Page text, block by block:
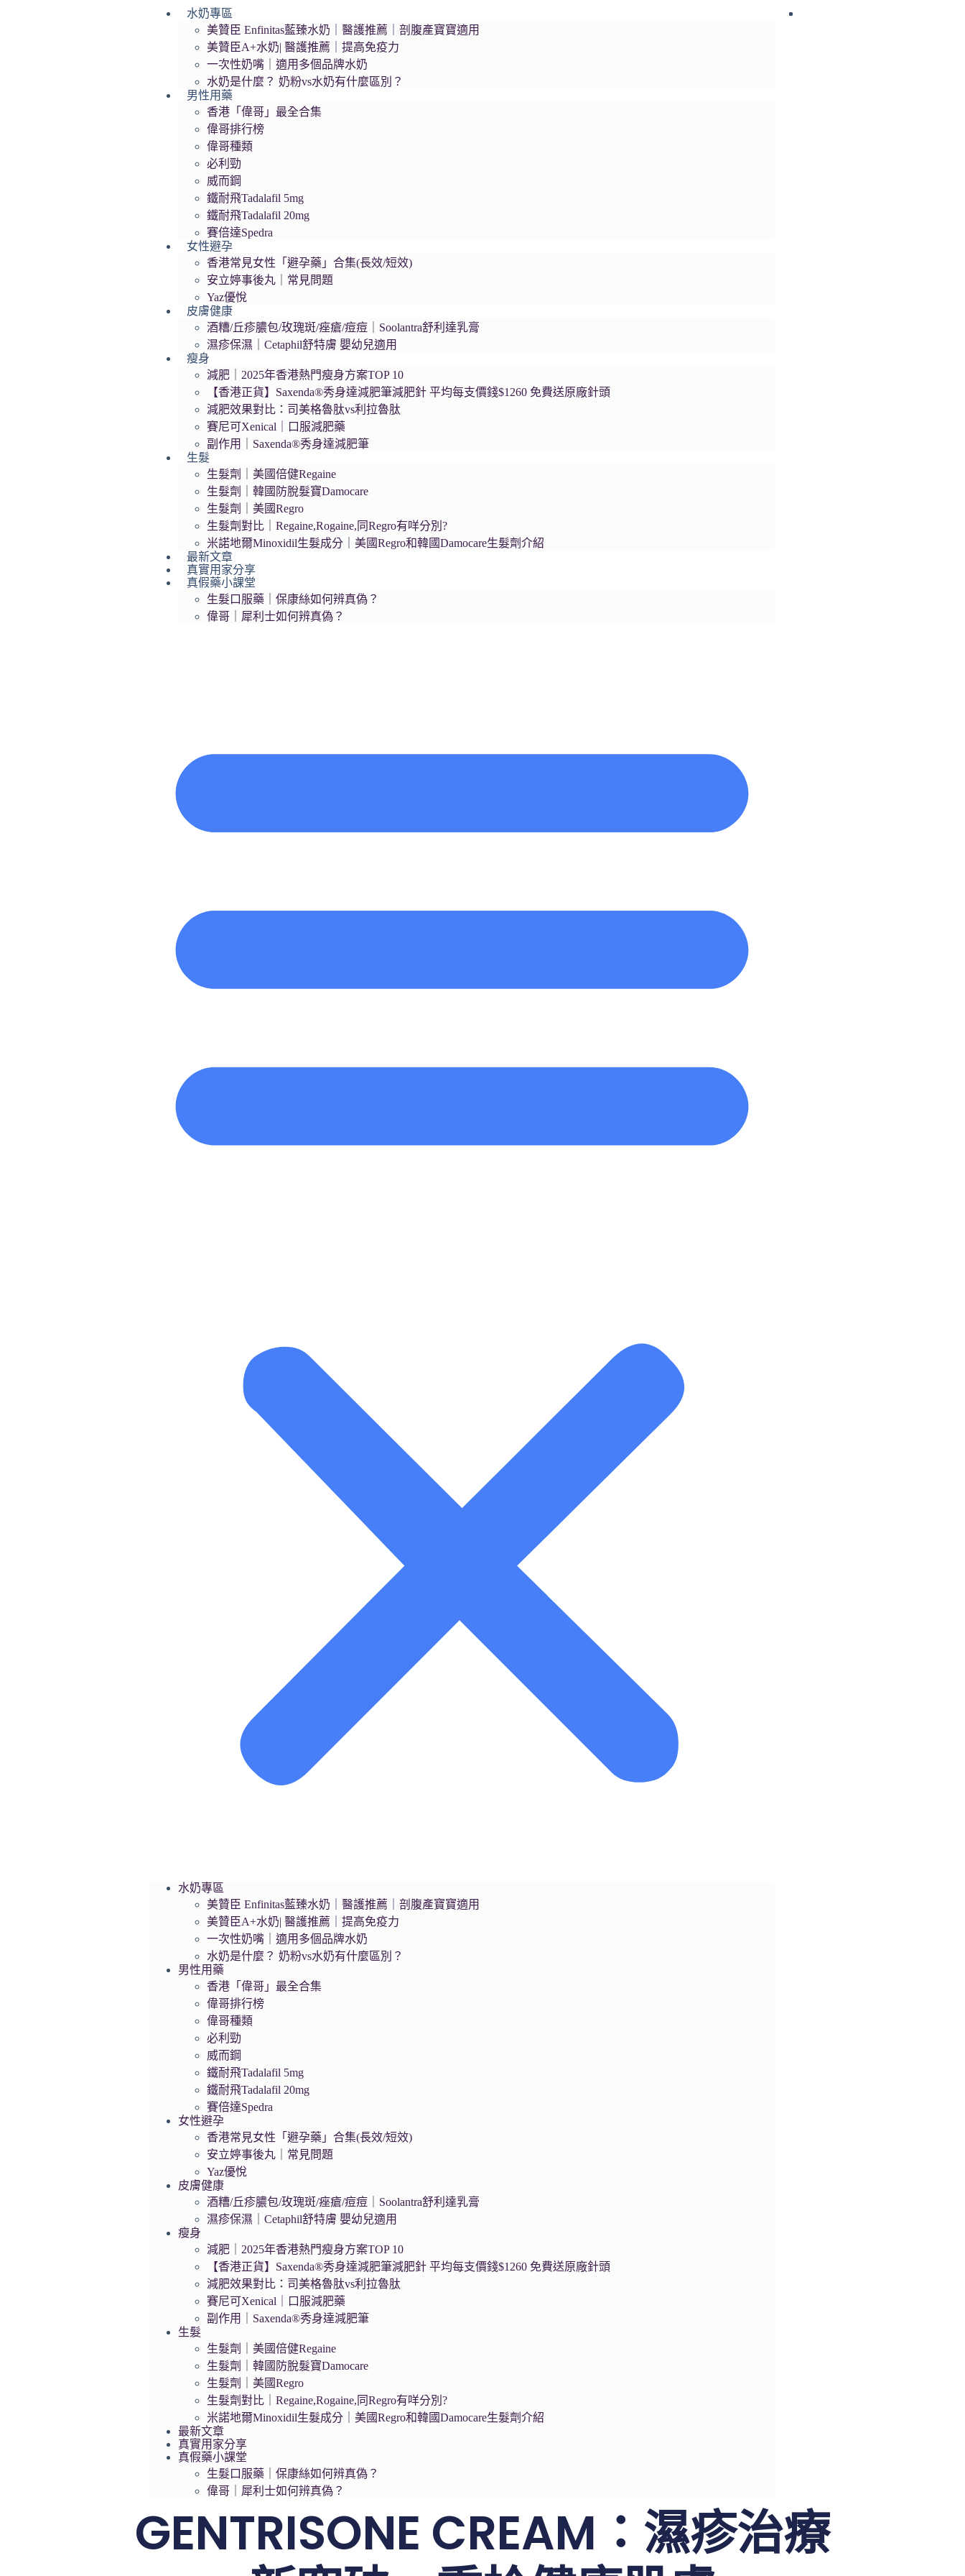
水奶專區
美贊臣 Enfinitas藍臻水奶｜醫護推薦｜剖腹產寶寶適用
美贊臣A+水奶| 醫護推薦｜提高免疫力
一次性奶嘴｜適用多個品牌水奶
水奶是什麼？ 奶粉vs水奶有什麼區別？
男性用藥
香港「偉哥」最全合集
偉哥排行榜
偉哥種類
必利勁
威而鋼
鐵耐飛Tadalafil 5mg
鐵耐飛Tadalafil 20mg
賽倍達Spedra
女性避孕
香港常見女性「避孕藥」合集(長效/短效)
安立婷事後丸｜常見問題
Yaz優悅
皮膚健康
酒糟/丘疹膿包/玫瑰斑/痤瘡/痘痘｜Soolantra舒利達乳膏
濕疹保濕｜Cetaphil舒特膚 嬰幼兒適用
瘦身
減肥｜2025年香港熱門瘦身方案TOP 10
【香港正貨】Saxenda®秀身達減肥筆減肥針 平均每支價錢$1260 免費送原廠針頭
減肥效果對比：司美格魯肽vs利拉魯肽
賽尼可Xenical｜口服減肥藥
副作用｜Saxenda®秀身達減肥筆
生髮
生髮劑｜美國倍健Regaine
生髮劑｜韓國防脫髮寶Damocare
生髮劑｜美國Regro
生髮劑對比｜Regaine,Rogaine,同Regro有咩分別?
米諾地爾Minoxidil生髮成分｜美國Regro和韓國Damocare生髮劑介紹
最新文章
真實用家分享
真假藥小課堂
生髮口服藥｜保康絲如何辨真偽？
偉哥｜犀利士如何辨真偽？
水奶專區
美贊臣 Enfinitas藍臻水奶｜醫護推薦｜剖腹產寶寶適用
美贊臣A+水奶| 醫護推薦｜提高免疫力
一次性奶嘴｜適用多個品牌水奶
水奶是什麼？ 奶粉vs水奶有什麼區別？
男性用藥
香港「偉哥」最全合集
偉哥排行榜
偉哥種類
必利勁
威而鋼
鐵耐飛Tadalafil 5mg
鐵耐飛Tadalafil 20mg
賽倍達Spedra
女性避孕
香港常見女性「避孕藥」合集(長效/短效)
安立婷事後丸｜常見問題
Yaz優悅
皮膚健康
酒糟/丘疹膿包/玫瑰斑/痤瘡/痘痘｜Soolantra舒利達乳膏
濕疹保濕｜Cetaphil舒特膚 嬰幼兒適用
瘦身
減肥｜2025年香港熱門瘦身方案TOP 10
【香港正貨】Saxenda®秀身達減肥筆減肥針 平均每支價錢$1260 免費送原廠針頭
減肥效果對比：司美格魯肽vs利拉魯肽
賽尼可Xenical｜口服減肥藥
副作用｜Saxenda®秀身達減肥筆
生髮
生髮劑｜美國倍健Regaine
生髮劑｜韓國防脫髮寶Damocare
生髮劑｜美國Regro
生髮劑對比｜Regaine,Rogaine,同Regro有咩分別?
米諾地爾Minoxidil生髮成分｜美國Regro和韓國Damocare生髮劑介紹
最新文章
真實用家分享
真假藥小課堂
生髮口服藥｜保康絲如何辨真偽？
偉哥｜犀利士如何辨真偽？
GENTRISONE CREAM：濕疹治療